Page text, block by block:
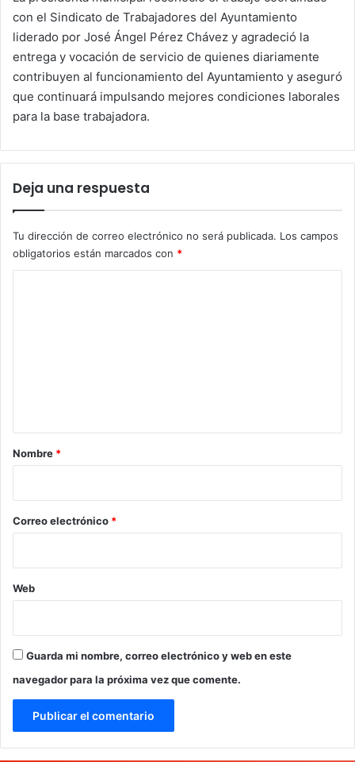
con el Sindicato de Trabajadores del Ayuntamiento
liderado por José Ángel Pérez Chávez y agradeció la
entrega y vocación de servicio de quienes diariamente
contribuyen al funcionamiento del Ayuntamiento y aseguró
que continuará impulsando mejores condiciones laborales
para la base trabajadora.
Deja una respuesta
Tu dirección de correo electrónico no será publicada. Los campos
obligatorios están marcados con *
r
*
Nombre *
Correo electrónico *
Web
Guarda mi nombre, correo electrónico y web en este
navegador para la próxima vez que comente.